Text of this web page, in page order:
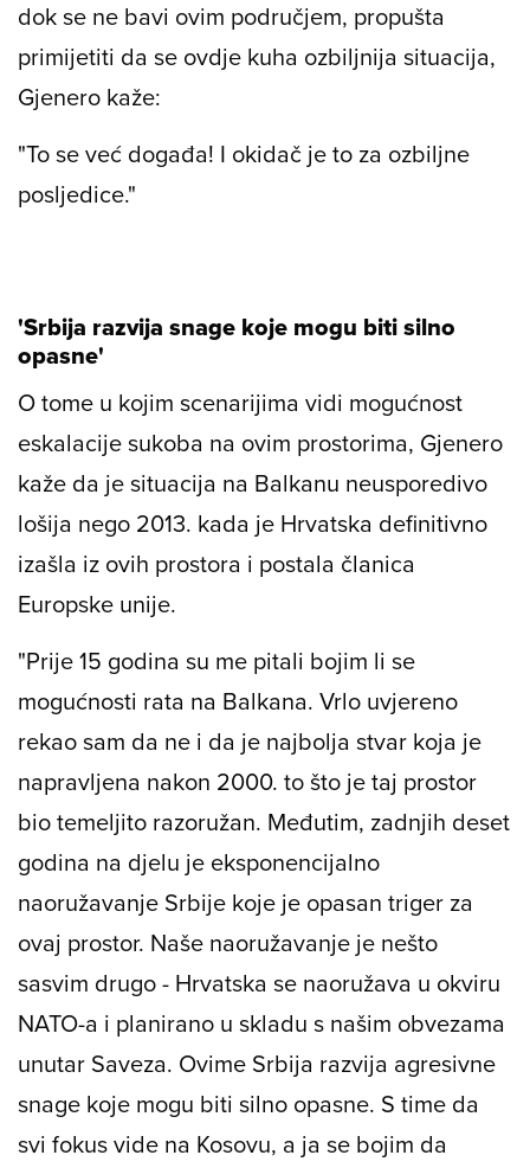
dok se ne bavi ovim područjem, propušta
primijetiti da se ovdje kuha ozbiljnija situacija,
Gjenero kaže:
"To se već događa! I okidač je to za ozbiljne
posljedice."
'Srbija razvija snage koje mogu biti silno
opasne'
O tome u kojim scenarijima vidi mogućnost
eskalacije sukoba na ovim prostorima, Gjenero
kaže da je situacija na Balkanu neusporedivo
lošija nego 2013. kada je Hrvatska definitivno
izašla iz ovih prostora i postala članica
Europske unije.
"Prije 15 godina su me pitali bojim li se
mogućnosti rata na Balkana. Vrlo uvjereno
rekao sam da ne i da je najbolja stvar koja je
napravljena nakon 2000. to što je taj prostor
bio temeljito razoružan. Međutim, zadnjih deset
godina na djelu je eksponencijalno
naoružavanje Srbije koje je opasan triger za
ovaj prostor. Naše naoružavanje je nešto
sasvim drugo - Hrvatska se naoružava u okviru
NATO-a i planirano u skladu s našim obvezama
unutar Saveza. Ovime Srbija razvija agresivne
snage koje mogu biti silno opasne. S time da
svi fokus vide na Kosovu, a ja se bojim da